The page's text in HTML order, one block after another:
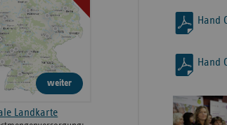
Hand
Hand
weiter
Landkarte